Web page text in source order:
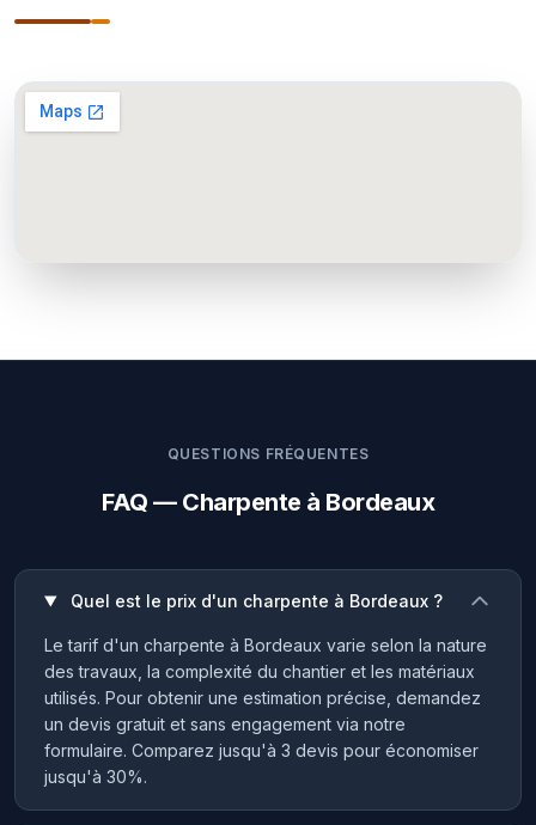
QUESTIONS FRÉQUENTES
FAQ — Charpente à Bordeaux
Quel est le prix d'un charpente à Bordeaux ?
Le tarif d'un charpente à Bordeaux varie selon la nature
des travaux, la complexité du chantier et les matériaux
utilisés. Pour obtenir une estimation précise, demandez
un devis gratuit et sans engagement via notre
formulaire. Comparez jusqu'à 3 devis pour économiser
jusqu'à 30%.